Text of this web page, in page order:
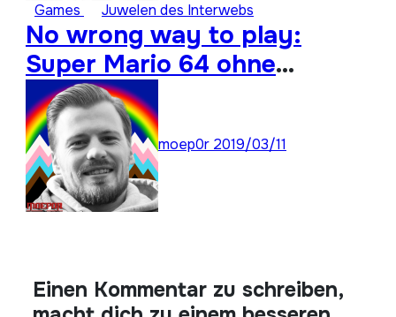
Games Juwelen des Interwebs
No wrong way to play:
Super Mario 64 ohne
Analogstick durchspielen
moep0r 2019/03/11
Einen Kommentar zu schreiben,